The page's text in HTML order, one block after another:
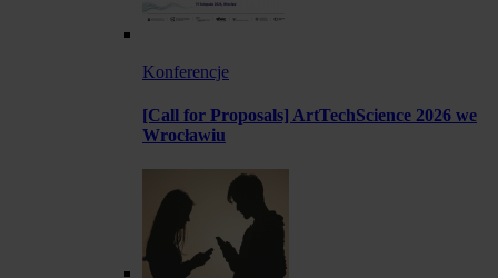
Konferencje
[Call for Proposals] ArtTechScience 2026 we
Wrocławiu